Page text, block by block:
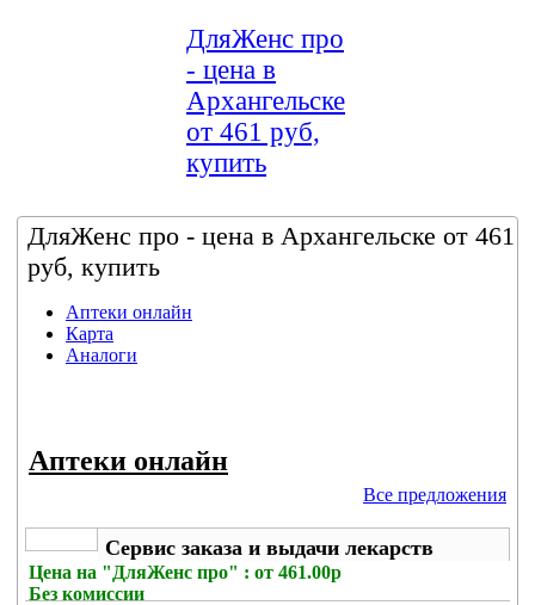
ДляЖенс про
- цена в
Архангельске
от 461 руб,
купить
ДляЖенс про - цена в Архангельске от 461
руб, купить
Аптеки онлайн
Карта
Аналоги
Аптеки онлайн
Все предложения
Сервис заказа и выдачи лекарств
Цена на "ДляЖенс про" : от 461.00р
Без комиссии